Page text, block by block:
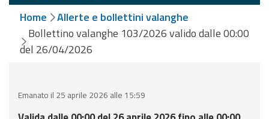
Allerte e
Bollettini
Valanghe
Home
Allerte e bollettini valanghe
Bollettino valanghe 103/2026 valido dalle 00:00
del 26/04/2026
Emanato il 25 aprile 2026 alle 15:59